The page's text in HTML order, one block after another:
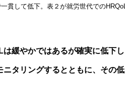
貫して低下。表２が就労世代でのHRQoL
緩やかではあるが確実に低下し
タリングするとともに、その低